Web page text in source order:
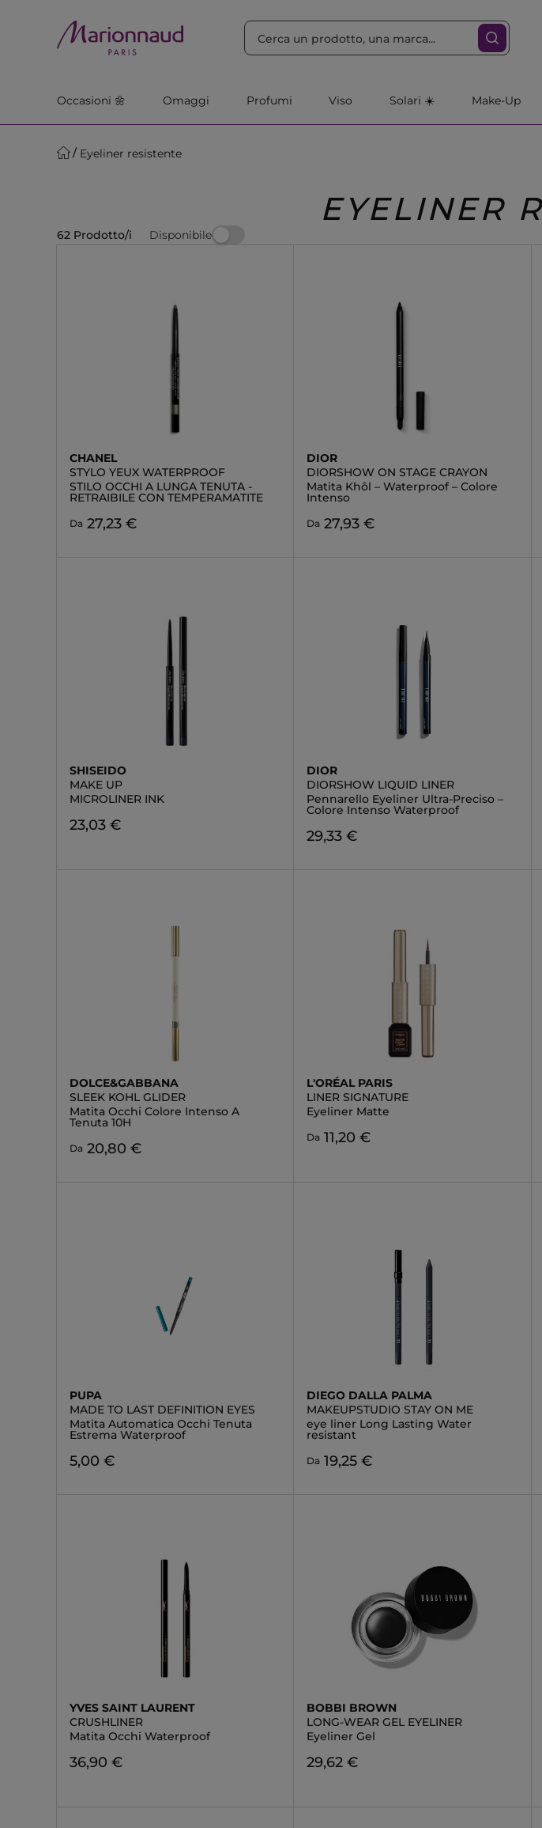
Occasioni 🌼 Omaggi Profumi Viso Solari ☀️ Make-Up
Eyeliner resistente
EYELINER
62 Prodotto/i Disponibile
CHANEL
STYLO YEUX WATERPROOF
STILO OCCHI A LUNGA TENUTA -
RETRAIBILE CON TEMPERAMATITE
Da 27,23 €
DIOR
DIORSHOW ON STAGE CRAYON
Matita Khôl – Waterproof – Colore
Intenso
Da 27,93 €
SHISEIDO
MAKE UP
MICROLINER INK
23,03 €
DIOR
DIORSHOW LIQUID LINER
Pennarello Eyeliner Ultra-Preciso –
Colore Intenso Waterproof
29,33 €
DOLCE&GABBANA
SLEEK KOHL GLIDER
Matita Occhi Colore Intenso A
Tenuta 10H
Da 20,80 €
L'ORÉAL PARIS
LINER SIGNATURE
Eyeliner Matte
Da 11,20 €
PUPA
MADE TO LAST DEFINITION EYES
Matita Automatica Occhi Tenuta
Estrema Waterproof
5,00 €
DIEGO DALLA PALMA
MAKEUPSTUDIO STAY ON ME
eye liner Long Lasting Water
resistant
Da 19,25 €
YVES SAINT LAURENT
CRUSHLINER
Matita Occhi Waterproof
36,90 €
BOBBI BROWN
LONG-WEAR GEL EYELINER
Eyeliner Gel
29,62 €